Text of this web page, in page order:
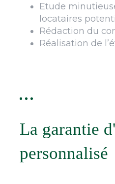
Etude
locataires
Rédaction du
Réalisation de
La garantie
personnalisé